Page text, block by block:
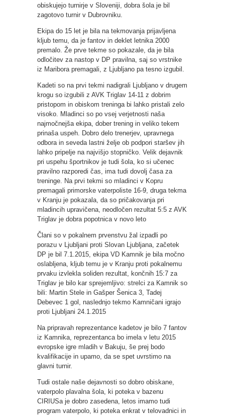
obiskujejo turnirje v Sloveniji, dobra šola je bil
zagotovo turnir v Dubrovniku.
Ekipa do 15 let je bila na tekmovanja prijavljena
kljub temu, da je fantov in deklet letnika 2000
premalo. Že prve tekme so pokazale, da je bila
odločitev za nastop v DP pravilna, saj so vrstnike
iz Maribora premagali, z Ljubljano pa tesno izgubil.
Kadeti so na prvi tekmi nadigrali Ljubljano v drugem
krogu so izgubili z AVK Triglav 14-11 z dobrim
pristopom in obiskom treninga bi lahko pristali zelo
visoko. Mladinci so po vsej verjetnosti naša
najmočnejša ekipa, dober trening in veliko tekem
prinaša uspeh. Dobro delo trenerjev, upravnega
odbora in seveda lastni želje ob podpori staršev jih
lahko pripelje na najvišjo stopničko. Velik dejavnik
pri uspehu športnikov je tudi šola, ko si učenec
pravilno razporedi čas, ima tudi dovolj časa za
treninge. Na prvi tekmi so mladinci v Kopru
premagali primorske vaterpoliste 16-9, druga tekma
v Kranju je pokazala, da so pričakovanja pri
mladincih upravičena, neodločen rezultat 5:5 z AVK
Triglav je dobra popotnica v novo leto
Člani so v pokalnem prvenstvu žal izpadli po
porazu v Ljubljani proti Slovan Ljubljana, začetek
DP je bil 7.1.2015, ekipa VD Kamnik je bila močno
oslabljena, kljub temu je v Kranju proti pokalnemu
prvaku izvlekla soliden rezultat, končnih 15:7 za
Triglav je bilo kar sprejemljivo: strelci za Kamnik so
bili: Martin Stele in Gašper Šenica 3, Tadej
Debevec 1 gol, naslednjo tekmo Kamničani igrajo
proti Ljubljani 24.1.2015
Na pripravah reprezentance kadetov je bilo 7 fantov
iz Kamnika, reprezentanca bo imela v letu 2015
evropske igre mladih v Bakuju, še prej bodo
kvalifikacije in upamo, da se spet uvrstimo na
glavni turnir.
Tudi ostale naše dejavnosti so dobro obiskane,
vaterpolo plavalna šola, ki poteka v bazenu
CIRIUSa je dobro zasedena, letos imamo tudi
program vaterpolo, ki poteka enkrat v telovadnici in